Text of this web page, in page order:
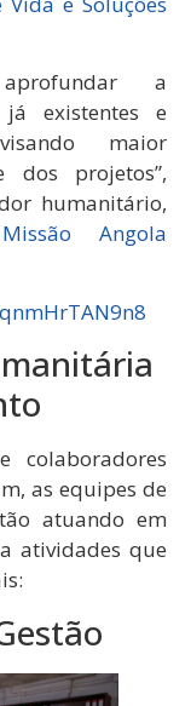
a
já existentes e
maior
dos projetos”,
humanitário,
Missão Angola
colaboradores
as equipes de
atuando em
atividades que